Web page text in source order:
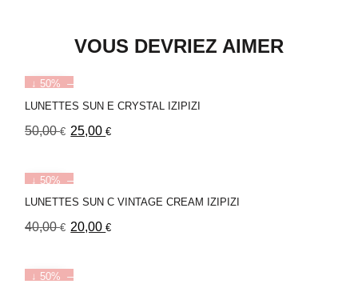
VOUS DEVRIEZ AIMER
↓ 50%
LUNETTES SUN E CRYSTAL IZIPIZI
50,00€ 25,00€
↓ 50%
LUNETTES SUN C VINTAGE CREAM IZIPIZI
40,00€ 20,00€
↓ 50%